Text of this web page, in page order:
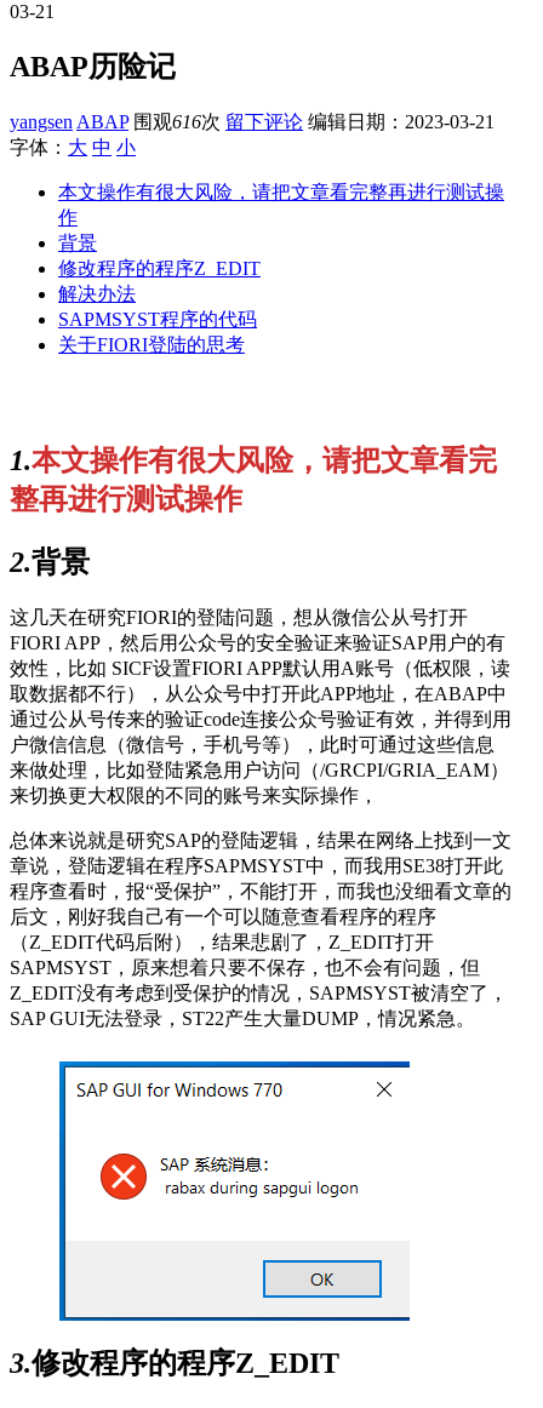
03-21
ABAP历险记
yangsen ABAP围观616次 留下评论 编辑日期： 2023-03-21
字体： 大 中 小
本文操作有很大风险，请把文章看完整再进行测试操
作
背景
修改程序的程序Z_EDIT
解决办法
SAPMSYST程序的代码
关于FIORI登陆的思考
1.本文操作有很大风险，请把文章看完
整再进行测试操作
2.背景
这几天在研究FIORI的登陆问题，想从微信公从号打开
FIORI APP，然后用公众号的安全验证来验证SAP用户的有
效性，比如 SICF设置FIORI APP默认用A账号（低权限，读
取数据都不行），从公众号中打开此APP地址，在ABAP中
通过公从号传来的验证code连接公众号验证有效，并得到用
户微信信息（微信号，手机号等），此时可通过这些信息
来做处理，比如登陆紧急用户访问（/GRCPI/GRIA_EAM）
来切换更大权限的不同的账号来实际操作，
总体来说就是研究SAP的登陆逻辑，结果在网络上找到一文
章说，登陆逻辑在程序SAPMSYST中，而我用SE38打开此
程序查看时，报“受保护”，不能打开，而我也没细看文章的
后文，刚好我自己有一个可以随意查看程序的程序
（Z_EDIT代码后附），结果悲剧了，Z_EDIT打开
SAPMSYST，原来想着只要不保存，也不会有问题，但
Z_EDIT没有考虑到受保护的情况，SAPMSYST被清空了，
SAP GUI无法登录，ST22产生大量DUMP，情况紧急。
3.修改程序的程序Z_EDIT